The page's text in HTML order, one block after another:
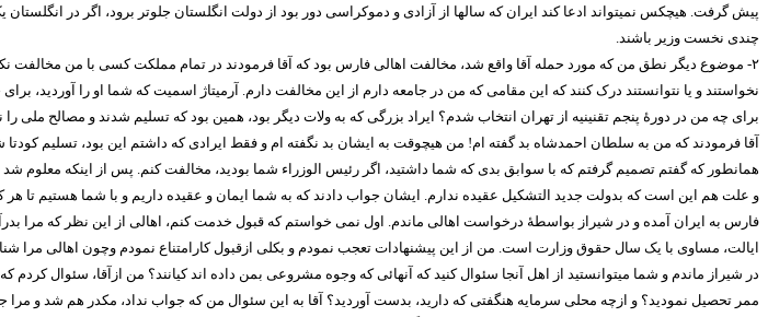
پیش گرفت. هیچکس نمیتواند ادعا کند ایران که سالها از آزادی و دموکراسی دور بود از دولت انگلستان جلوتر برود، اگر در
چندی نخست وزیر باشند.
۲- موضوع دیگر نطق من که مورد حمله آقا واقع شد، مخالفت اهالی فارس بود که آقا فرمودند در تمام مملکت کسی با من
نخواستند و یا نتوانستند درک کنند که این مقامی که من در جامعه دارم از این مخالفت دارم. آرمیتاژ اسمیت که شما او را
برای چه من در دورۀ ‌پنجم تقنینیه از تهران انتخاب شدم؟ ایراد بزرگی که به ولات دیگر بود، همین بود که تسلیم شدند و مصالح ملی را
آقا فرمودند که من به سلطان احمدشاه بد گفته ام! من هیچوقت به ایشان بد نگفته ام و فقط ایرادی که داشتم این بود، تسلیم
همانطور که گفتم تصمیم گرفتم که با سوابق بدی که شما داشتید، اگر رئیس الوزراء شما بودید، مخالفت کنم. پس از اینکه معلوم شد
و علت هم این است که بدولت جدید التشکیل عقیده ندارم. ایشان جواب دادند که به شما ایمان و عقیده داریم و با شما هستیم تا هر کجا
فارس به ایران آمده و در شیراز بواسطۀ درخواست اهالی ماندم. اول نمی خواستم که قبول خدمت کنم، اهالی از این نظر که مرا
ایالت، مساوی با یک سال حقوق وزارت است. من از این پیشنهادات تعجب نمودم و بکلی ازقبول کارامتناع نمودم وچون اهالی مرا
در شیراز ماندم و شما میتوانستید از اهل آنجا سئوال کنید که آنهائی که وجوه مشروعی بمن داده اند کیانند؟ من ازآقا، سئوال کردم
ممر تحصیل نمودید؟ و ازچه محلی سرمایه هنگفتی که دارید، بدست آوردید؟ آقا به این سئوال من که جواب نداد، مکدر هم شد و